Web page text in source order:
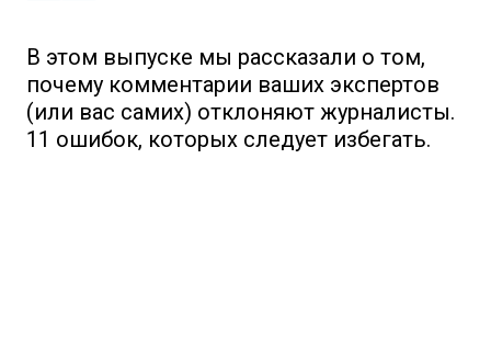
В этом выпуске мы рассказали о том,
почему комментарии ваших экспертов
(или вас самих) отклоняют журналисты.
11 ошибок, которых следует избегать.